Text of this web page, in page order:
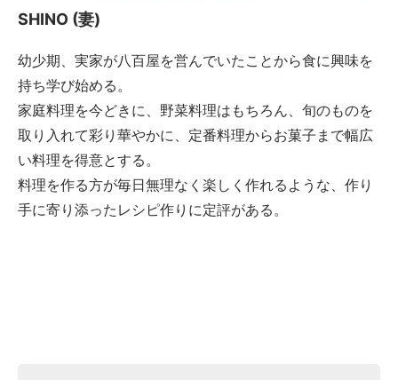
SHINO (妻)
幼少期、実家が八百屋を営んでいたことから食に興味を
持ち学び始める。
家庭料理を今どきに、野菜料理はもちろん、旬のものを
取り入れて彩り華やかに、定番料理からお菓子まで幅広
い料理を得意とする。
料理を作る方が毎日無理なく楽しく作れるような、作り
手に寄り添ったレシピ作りに定評がある。